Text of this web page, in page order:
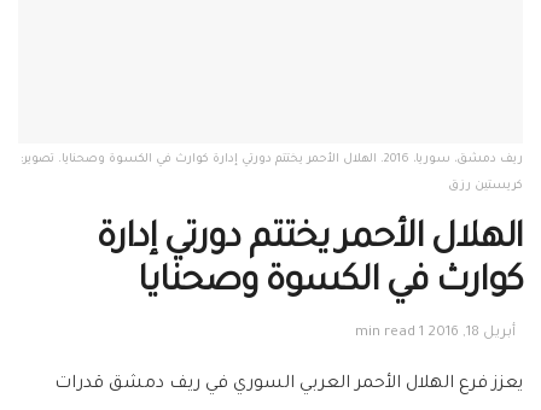
ريف دمشق، سوريا، 2016. الهلال الأحمر يختتم دورتي إدارة كوارث في الكسوة وصحنايا. تصوير:
كريستين رزق
الهلال الأحمر يختتم دورتي إدارة
كوارث في الكسوة وصحنايا‎
أبريل 18, 2016 1 min read
يعزز فرع ‫‏الهلال الأحمر العربي السوري‬ في ‫‏ريف دمشق‬ قدرات